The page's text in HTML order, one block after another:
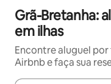
Grã-Bretanha:
em ilhas
Encontre aluguel
Airbnb e faça sua